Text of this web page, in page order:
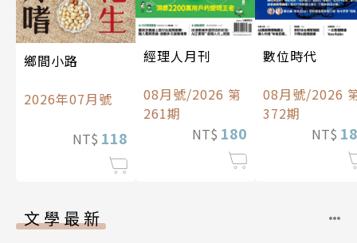
鄉間小路
2026年07月號
NT$ 118
經理人月刊
08月號/2026 第
261期
NT$ 180
數位時代
08月號/2026
372期
NT$
文學最新